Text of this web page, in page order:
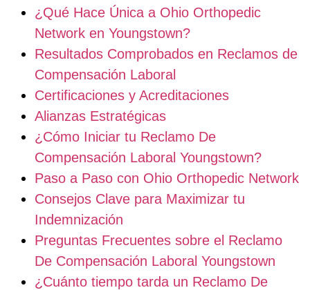
¿Qué Hace Única a Ohio Orthopedic
Network en Youngstown?
Resultados Comprobados en Reclamos de
Compensación Laboral
Certificaciones y Acreditaciones
Alianzas Estratégicas
¿Cómo Iniciar tu Reclamo De
Compensación Laboral Youngstown?
Paso a Paso con Ohio Orthopedic Network
Consejos Clave para Maximizar tu
Indemnización
Preguntas Frecuentes sobre el Reclamo
De Compensación Laboral Youngstown
¿Cuánto tiempo tarda un Reclamo De